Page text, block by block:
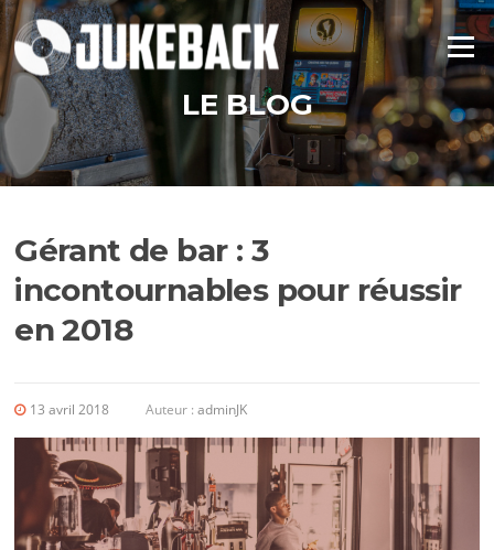
Aller
au
contenu
Menu
LE BLOG
Gérant de bar : 3
incontournables pour réussir
en 2018
13 avril 2018 Auteur :adminJK